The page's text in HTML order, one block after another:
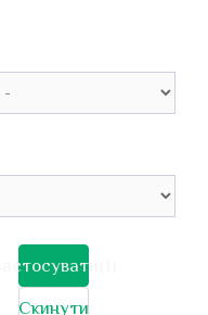
Застосувати
Скинути